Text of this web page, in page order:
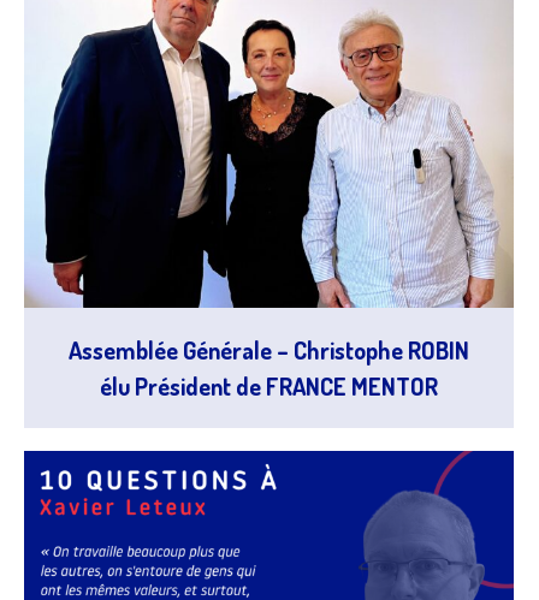
Assemblée Générale – Christophe ROBIN
élu Président de FRANCE MENTOR